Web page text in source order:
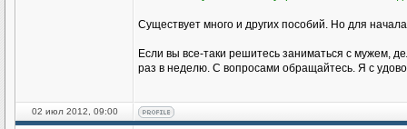
Существует много и других пособий. Но для
Если вы все-таки решитесь заниматься с мужем,
раз в неделю. С вопросами обращайтесь. Я с
02 июл 2012, 09:00